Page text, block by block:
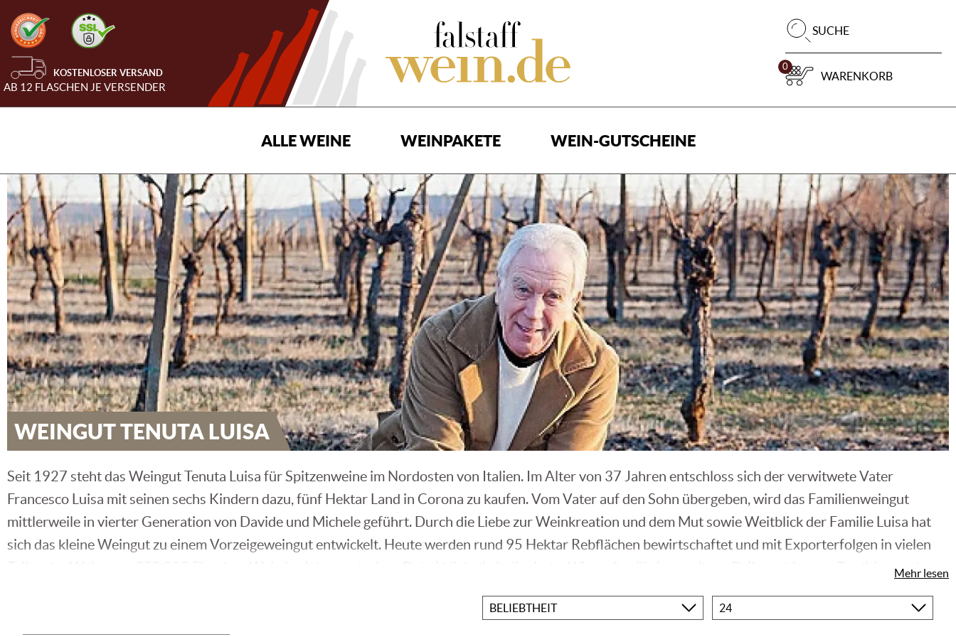
KOSTENLOSER VERSAND
AB 12 FLASCHEN JE VERSENDER
SUCHE
0
WARENKORB
ALLE WEINE WEINPAKETE WEIN-GUTSCHEINE
WEINGUT TENUTA LUISA
Seit 1927 steht das Weingut Tenuta Luisa für Spitzenweine im Nordosten von Italien. Im Alter von 37 Jahren entschloss sich der verwitwete Vater
Francesco Luisa mit seinen sechs Kindern dazu, fünf Hektar Land in Corona zu kaufen. Vom Vater auf den Sohn übergeben, wird das Familienweingut
mittlerweile in vierter Generation von Davide und Michele geführt. Durch die Liebe zur Weinkreation und dem Mut sowie Weitblick der Familie Luisa hat
sich das kleine Weingut zu einem Vorzeigeweingut entwickelt. Heute werden rund 95 Hektar Rebflächen bewirtschaftet und mit Exporterfolgen in vielen
Teilen der Welt etwa 350.000 Flaschen Wein im Jahr produziert. Dabei blieb die italienische Winzerfamilie immer ihrer Philosophie treu, Tradition undMehr lesen
Sortieren
Produkte